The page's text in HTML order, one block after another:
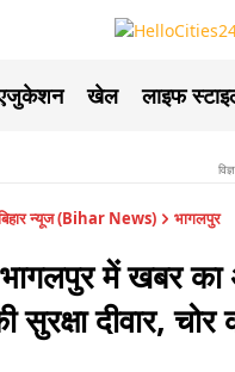
खेल लाइफ
न्यूज (Bihar News) भागलपुर
में खबर का
सुरक्षा दीवार,